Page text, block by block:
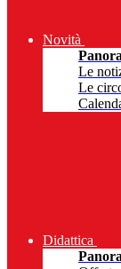
Novità
Le
Le
Didattica